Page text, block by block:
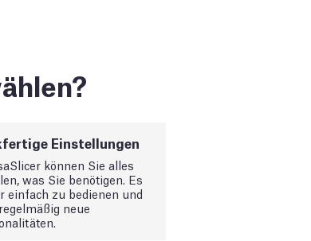
Einstellungen
können Sie alles
was Sie benötigen. Es
einfach zu bedienen und
neue